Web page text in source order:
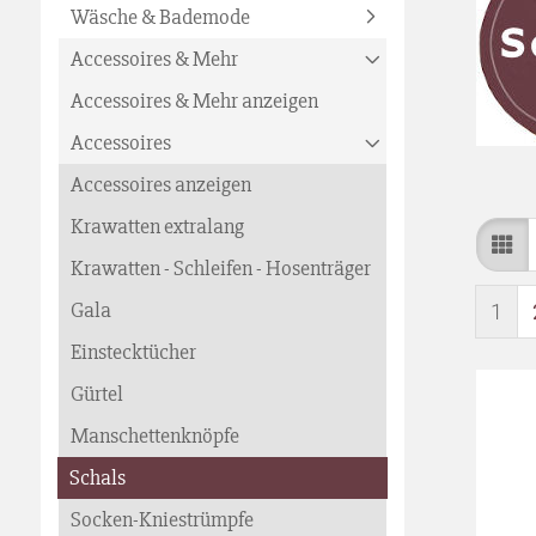
1
Wäsche & Bademode
Accessoires & Mehr
Accessoires & Mehr anzeigen
Accessoires
Accessoires anzeigen
Krawatten extralang
Krawatten - Schleifen - Hosenträger
Gala
Einstecktücher
Gürtel
Manschettenknöpfe
Schals
Socken-Kniestrümpfe